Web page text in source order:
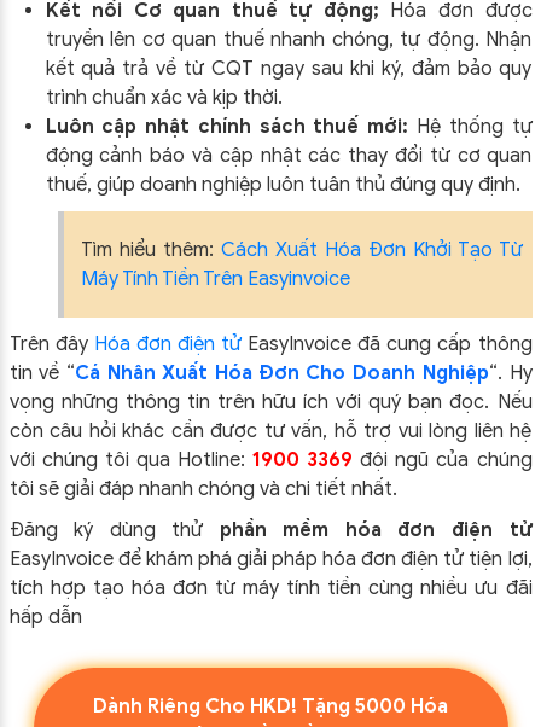
Kết nối Cơ quan thuế tự động; Hóa đơn được
truyền lên cơ quan thuế nhanh chóng, tự động. Nhận
kết quả trả về từ CQT ngay sau khi ký, đảm bảo quy
trình chuẩn xác và kịp thời.
Luôn cập nhật chính sách thuế mới: Hệ thống tự
động cảnh báo và cập nhật các thay đổi từ cơ quan
thuế, giúp doanh nghiệp luôn tuân thủ đúng quy định.
Tìm hiểu thêm: Cách Xuất Hóa Đơn Khởi Tạo Từ
Máy Tính Tiền Trên Easyinvoice
Trên đây Hóa đơn điện tử EasyInvoice đã cung cấp thông
tin về “Cá Nhân Xuất Hóa Đơn Cho Doanh Nghiệp“. Hy
vọng những thông tin trên hữu ích với quý bạn đọc. Nếu
còn câu hỏi khác cần được tư vấn, hỗ trợ vui lòng liên hệ
với chúng tôi qua Hotline: 1900 3369 đội ngũ của chúng
tôi sẽ giải đáp nhanh chóng và chi tiết nhất.
Đăng ký dùng thử phần mềm
hóa đơn điện tử
EasyInvoice để khám phá giải pháp hóa đơn điện tử tiện lợi,
tích hợp tạo hóa đơn từ máy tính tiền cùng nhiều ưu đãi
hấp dẫn
Dành Riêng Cho HKD! Tặng 5000 Hóa